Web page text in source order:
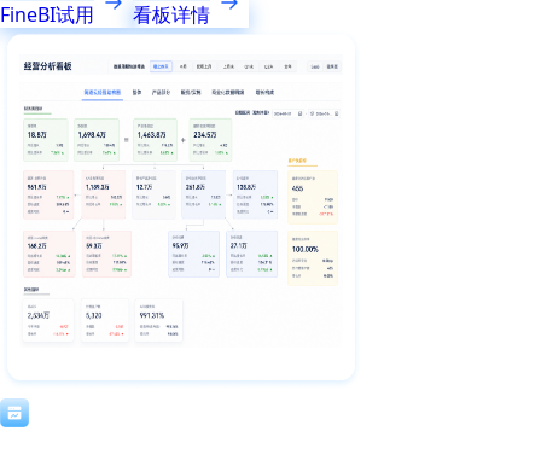
FineBI试用
看板详情